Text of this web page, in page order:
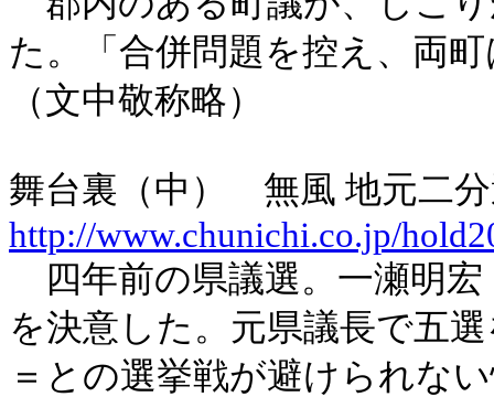
た。「合併問題を控え、両
（文中敬称略）
舞台裏（中） 無風 地元二
http://www.chunichi.co.jp/
四年前の県議選。一瀬明宏
を決意した。元県議長で五
＝との選挙戦が避けられな